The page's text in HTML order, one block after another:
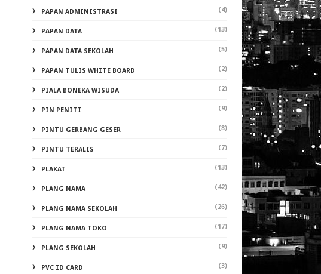
PAPAN ADMINISTRASI (4)
PAPAN DATA (13)
PAPAN DATA SEKOLAH (5)
PAPAN TULIS WHITE BOARD (2)
PIALA BONEKA WISUDA (2)
PIN PENITI (9)
PINTU GERBANG GESER (8)
PINTU TERALIS (7)
PLAKAT (13)
PLANG NAMA (42)
PLANG NAMA SEKOLAH (26)
PLANG NAMA TOKO (17)
PLANG SEKOLAH (9)
PVC ID CARD (3)